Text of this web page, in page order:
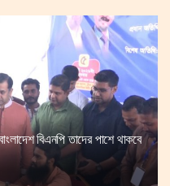
বিএনপি তাদের পাশে থাকবে